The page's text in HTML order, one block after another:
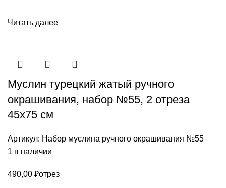
Читать далее
Муслин турецкий жатый ручного
окрашивания, набор №55, 2 отреза
45х75 см
Артикул: Набор муслина ручного окрашивания №55
1 в наличии
490,00 ₽отрез